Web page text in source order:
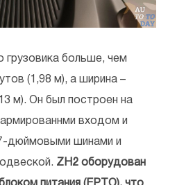
грузовика больше, чем
(1,98 м), а ширина –
м). Он был построен на
входом и
дюймовыми шинами и
ZH2 оборудован